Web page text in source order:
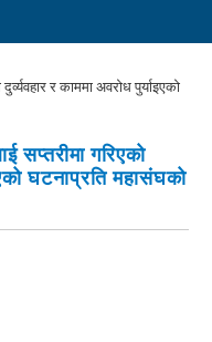
र काममा अवरोध पुर्याइएको
सप्तरीमा गरिएको
घटनाप्रति महासंघको